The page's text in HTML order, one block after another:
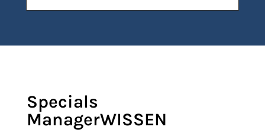
Specials
ManagerWISSEN